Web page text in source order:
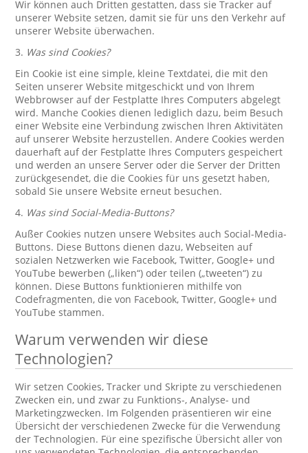
Wir können auch Dritten gestatten, dass sie Tracker auf
unserer Website setzen, damit sie für uns den Verkehr auf
unserer Website überwachen.
3. Was sind Cookies?
Ein Cookie ist eine simple, kleine Textdatei, die mit den
Seiten unserer Website mitgeschickt und von Ihrem
Webbrowser auf der Festplatte Ihres Computers abgelegt
wird. Manche Cookies dienen lediglich dazu, beim Besuch
einer Website eine Verbindung zwischen Ihren Aktivitäten
auf unserer Website herzustellen. Andere Cookies werden
dauerhaft auf der Festplatte Ihres Computers gespeichert
und werden an unsere Server oder die Server der Dritten
zurückgesendet, die die Cookies für uns gesetzt haben,
sobald Sie unsere Website erneut besuchen.
4. Was sind Social-Media-Buttons?
Außer Cookies nutzen unsere Websites auch Social-Media-
Buttons. Diese Buttons dienen dazu, Webseiten auf
sozialen Netzwerken wie Facebook, Twitter, Google+ und
YouTube bewerben („liken“) oder teilen („tweeten“) zu
können. Diese Buttons funktionieren mithilfe von
Codefragmenten, die von Facebook, Twitter, Google+ und
YouTube stammen.
Warum verwenden wir diese
Technologien?
Wir setzen Cookies, Tracker und Skripte zu verschiedenen
Zwecken ein, und zwar zu Funktions-, Analyse- und
Marketingzwecken. Im Folgenden präsentieren wir eine
Übersicht der verschiedenen Zwecke für die Verwendung
der Technologien. Für eine spezifische Übersicht aller von